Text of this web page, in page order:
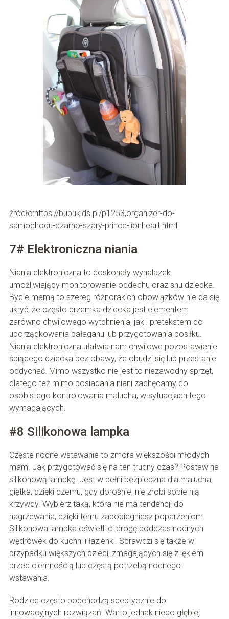
źródło:https://bubukids.pl/p1253,organizer-do-
samochodu-czarno-szary-prince-lionheart.html
7# Elektroniczna niania
Niania elektroniczna to doskonały wynalazek
umożliwiający monitorowanie oddechu oraz snu dziecka.
Bycie mamą to szereg różnorakich obowiązków nie da się
ukryć, że często drzemka dziecka jest elementem
zarówno chwilowego wytchnienia, jak i pretekstem do
uporządkowania bałaganu lub przygotowania posiłku.
Niania elektroniczna ułatwia nam chwilowe pozostawienie
śpiącego dziecka bez obawy, że obudzi się lub przestanie
oddychać. Mimo wszystko nie jest to niezawodny sprzęt,
dlatego też mimo posiadania niani zachęcamy do
osobistego kontrolowania malucha, w sytuacjach tego
wymagających.
#8 Silikonowa lampka
Częste nocne wstawanie to zmora większości młodych
mam. Jak przygotować się na ten trudny czas? Postaw na
silikonową lampkę. Jest w pełni bezpieczna dla malucha,
giętka, dzięki czemu, gdy dorośnie, nie zrobi sobie nią
krzywdy. Wybierz taką, która nie ma tendencji do
nagrzewania, dzięki temu zapobiegniesz poparzeniom.
Silikonowa lampka oświetli ci drogę podczas nocnych
wędrówek do kuchni i łazienki. Sprawdzi się także w
przypadku większych dzieci, zmagających się z lękiem
przed ciemnością lub częstą potrzebą nocnego
wstawania.
Rodzice często podchodzą sceptycznie do
innowacyjnych rozwiązań. Warto jednak nieco głębiej